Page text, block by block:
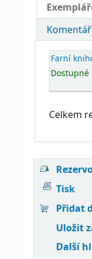
Farní
Dostupné
Celkem
Tisk
Přidat
Uložit
Další